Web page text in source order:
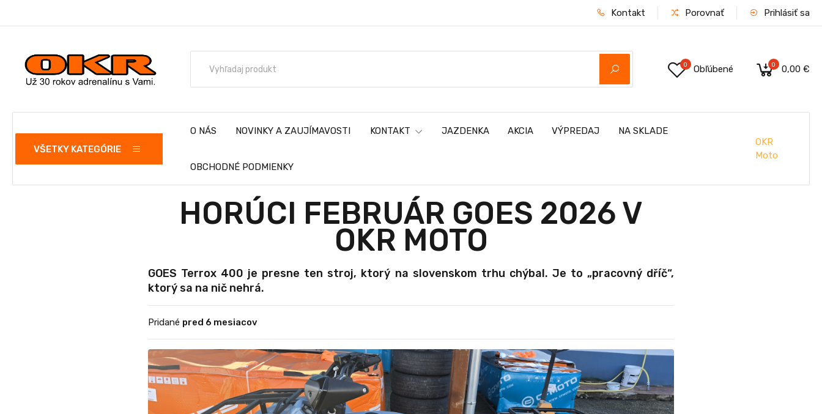
Kontakt Porovnať Prihlásiť sa
0 Obľúbené 0 0,00 €
VŠETKY KATEGÓRIE
O NÁS NOVINKY A ZAUJÍMAVOSTI KONTAKT JAZDENKA AKCIA VÝPREDAJ NA SKLADE
OBCHODNÉ PODMIENKY
OKR
Moto
HORÚCI FEBRUÁR GOES 2026 V
OKR MOTO
GOES Terrox 400 je presne ten stroj, ktorý na slovenskom trhu chýbal. Je to „pracovný dříč“,
ktorý sa na nič nehrá.
Pridané pred 6 mesiacov